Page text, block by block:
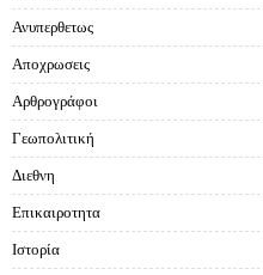
Ανυπερθετως
Αποχρωσεις
Αρθρογράφοι
Γεωπολιτική
Διεθνη
Επικαιροτητα
Ιστορία